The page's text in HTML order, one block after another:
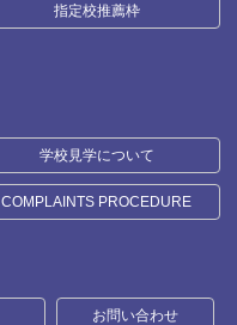
指定校推薦枠
学校見学について
COMPLAINTS PROCEDURE
お問い合わせ